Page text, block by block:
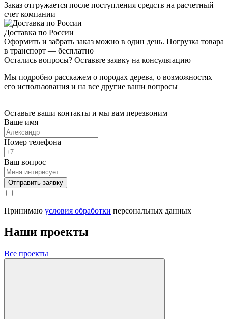
Заказ отгружается после поступления средств на расчетный
счет компании
Доставка по России
Оформить и забрать заказ можно в один день. Погрузка товара
в транспорт — бесплатно
Остались вопросы? Оставьте заявку на консультацию
Мы подробно расскажем о породах дерева, о возможностях
его использования и на все другие ваши вопросы
Оставьте ваши контакты и мы вам перезвоним
Ваше имя
Номер телефона
Ваш вопрос
Отправить заявку
Принимаю условия обработки персональных данных
Наши проекты
Все проекты